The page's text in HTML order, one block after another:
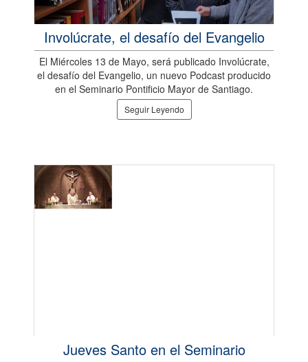
Involúcrate, el desafío del Evangelio
El Miércoles 13 de Mayo, será publicado Involúcrate,
el desafío del Evangelio, un nuevo Podcast producido
en el Seminario Pontificio Mayor de Santiago.
Seguir Leyendo
Jueves Santo en el Seminario